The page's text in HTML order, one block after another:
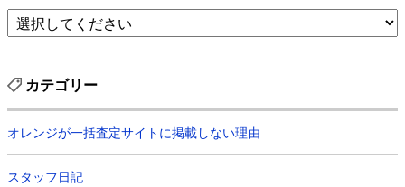
カテゴリー
オレンジが一括査定サイトに掲載しない理由
スタッフ日記